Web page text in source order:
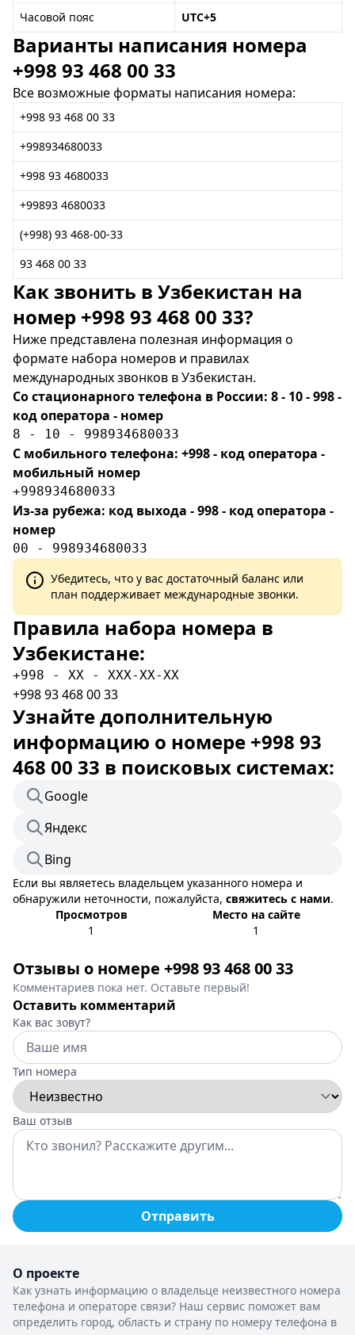
Часовой пояс
UTC+5
Варианты написания номера
+998 93 468 00 33
Все возможные форматы написания номера:
+998 93 468 00 33
+998934680033
+998 93 4680033
+99893 4680033
(+998) 93 468-00-33
93 468 00 33
Как звонить в Узбекистан на
номер +998 93 468 00 33?
Ниже представлена полезная информация о
формате набора номеров и правилах
международных звонков в Узбекистан.
Со стационарного телефона в России: 8 - 10 - 998 -
код оператора - номер
8 - 10 - 998934680033
С мобильного телефона: +998 - код оператора -
мобильный номер
+998934680033
Из-за рубежа: код выхода - 998 - код оператора -
номер
00 - 998934680033
Убедитесь, что у вас достаточный баланс или
план поддерживает международные звонки.
Правила набора номера в
Узбекистане:
+998 - XX - XXX-XX-XX
+998 93 468 00 33
Узнайте дополнительную
информацию о номере +998 93
468 00 33 в поисковых системах:
Google
Яндекс
Bing
Если вы являетесь владельцем указанного номера и
обнаружили неточности, пожалуйста, свяжитесь с нами.
Просмотров
1
Место на сайте
1
Отзывы о номере +998 93 468 00 33
Комментариев пока нет. Оставьте первый!
Оставить комментарий
Как вас зовут?
Тип номера
Ваш отзыв
Отправить
О проекте
Как узнать информацию о владельце неизвестного номера
телефона и операторе связи? Наш сервис поможет вам
определить город, область и страну по номеру телефона в